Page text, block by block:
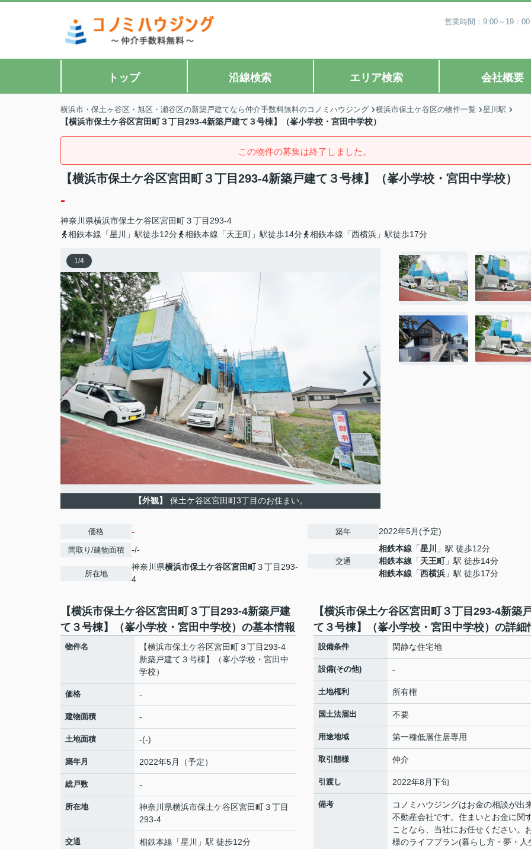
営業時間：9:00～19：
トップ 沿線検索 エリア検索 会社概要
横浜市・保土ヶ谷区・旭区・瀬谷区の新築戸建てなら仲介手数料無料のコノミハウジング 横浜市保土ケ谷区の物件一覧 星川駅
【横浜市保土ケ谷区宮田町３丁目293-4新築戸建て３号棟】（峯小学校・宮田中学校）
この物件の募集は終了しました。
【横浜市保土ケ谷区宮田町３丁目293-4新築戸建て３号棟】（峯小学校・宮田中学校）
-
神奈川県横浜市保土ケ谷区宮田町３丁目293-4
相鉄本線「星川」駅徒歩12分
相鉄本線「天王町」駅徒歩14分 相鉄本線「西横浜」駅徒歩17分
1/4
【外観】 保土ケ谷区宮田町3丁目のお住まい。
価格 -
間取り/建物面積 -/-
所在地
神奈川県横浜市保土ケ谷区宮田町３丁目293-
4
築年 2022年5月(予定)
交通
相鉄本線 「星川
」駅 徒歩12分
相鉄本線 「天王町」駅 徒歩14分
相鉄本線 「西横浜 」駅 徒歩17分
【横浜市保土ケ谷区宮田町３丁目293-4新築戸建
て３号棟】（峯小学校・宮田中学校）の基本情報
物件名
【横浜市保土ケ谷区宮田町３丁目293-4
新築戸建て３号棟】（峯小学校・宮田中
学校）
価格 -
建物面積 -
土地面積 -(-)
築年月 2022年5月（予定）
総戸数 -
所在地 神奈川県横浜市保土ケ谷区宮田町３丁目
293-4
交通 相鉄本線 「星川
」駅 徒歩12分
【横浜市保土ケ谷区宮田町３丁目293-4新築
て３号棟】（峯小学校・宮田中学校）の詳細
設備条件 閑静な住宅地
設備(その他) -
土地権利 所有権
国土法届出 不要
用途地域 第一種低層住居専用
取引態様 仲介
引渡し 2022年8月下旬
備考
コノミハウジングはお金の相談が出
不動産会社です。住まいとお金に関
ことなら、当社にお任せください。
様のライフプラン(暮らし方・夢・人